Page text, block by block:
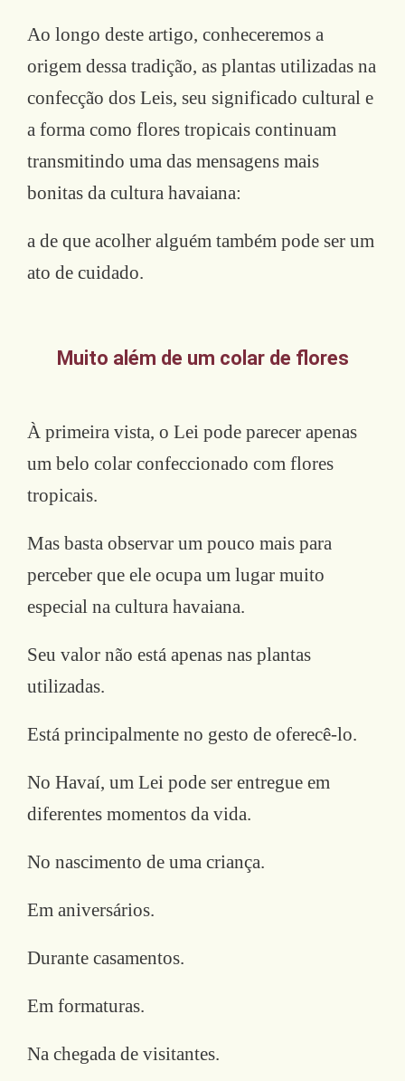
Ao longo deste artigo, conheceremos a
origem dessa tradição, as plantas utilizadas na
confecção dos Leis, seu significado cultural e
a forma como flores tropicais continuam
transmitindo uma das mensagens mais
bonitas da cultura havaiana:
a de que acolher alguém também pode ser um
ato de cuidado.
Muito além de um colar de flores
À primeira vista, o Lei pode parecer apenas
um belo colar confeccionado com flores
tropicais.
Mas basta observar um pouco mais para
perceber que ele ocupa um lugar muito
especial na cultura havaiana.
Seu valor não está apenas nas plantas
utilizadas.
Está principalmente no gesto de oferecê-lo.
No Havaí, um Lei pode ser entregue em
diferentes momentos da vida.
No nascimento de uma criança.
Em aniversários.
Durante casamentos.
Em formaturas.
Na chegada de visitantes.